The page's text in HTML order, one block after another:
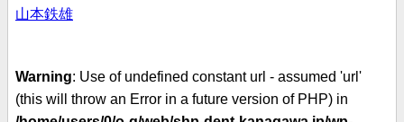
山本鉄雄
Warning: Use of undefined constant url - assumed 'url'
(this will throw an Error in a future version of PHP) in